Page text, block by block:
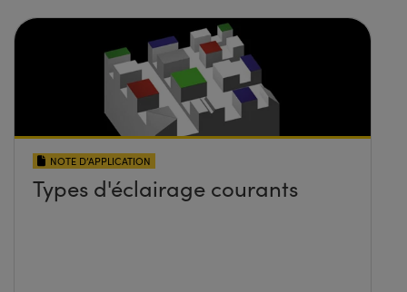
NOTE D’APPLICATION
Types d'éclairage courants